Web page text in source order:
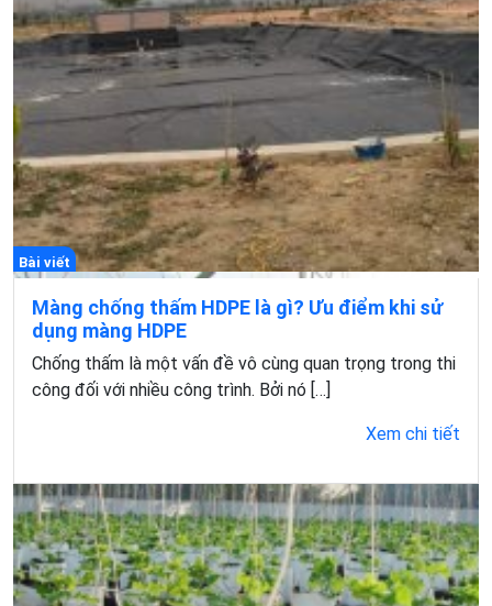
Bài viết
Màng chống thấm HDPE là gì? Ưu điểm khi sử
dụng màng HDPE
Chống thấm là một vấn đề vô cùng quan trọng trong thi
công đối với nhiều công trình. Bởi nó […]
Xem chi tiết